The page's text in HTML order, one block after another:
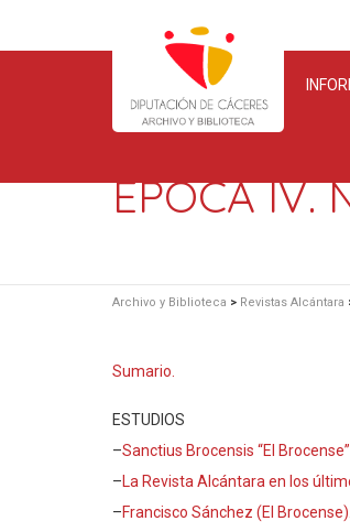
ÉPOCA IV.
Archivo y Biblioteca > Revistas Alcántara
Sumario.
ESTUDIOS
–Sanctius Brocensis “El
–La Revista Alcántara en los
–Francisco Sánchez (El